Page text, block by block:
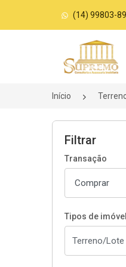
(14) 99803-
Página inicial
Início
Filtrar
Transação
Tipos de imóvel